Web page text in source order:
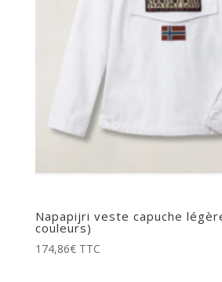
Napapijri veste capuche
couleurs)
174,86€ TTC